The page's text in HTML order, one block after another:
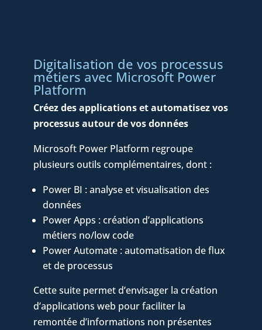
Digitalisation de vos processus
métiers avec Microsoft Power
Platform
Créez des applications et automatisez vos
processus autour de vos données
Microsoft Power Platform regroupe
plusieurs outils complémentaires, dont :
Power BI : analyse et visualisation des
données
Power Apps : création d’applications
métiers no/low code
Power Automate : automatisation de flux
et de processus
Cette suite permet d’envisager la création
d’applications web pour faciliter la
remontée d’informations non présentes